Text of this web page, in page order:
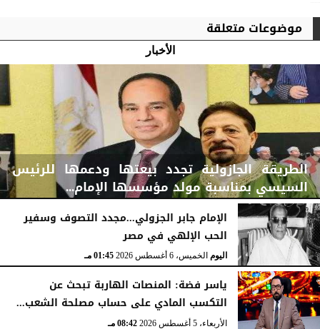
موضوعات متعلقة
الأخبار
الطريقة الجازولية تجدد بيعتها ودعمها للرئيس
السيسي بمناسبة مولد مؤسسها الإمام...
اليومالخميس، 6 أغسطس 2026 02:46 مـ
الإمام جابر الجزولي...مجدد التصوف وسفير
الحب الإلهي في مصر
اليوم الخميس، 6 أغسطس 2026 01:45 مـ
ياسر فضة: المنصات الهاربة تبحث عن
التكسب المادي على حساب مصلحة الشعب...
الأربعاء، 5 أغسطس 2026 08:42 مـ